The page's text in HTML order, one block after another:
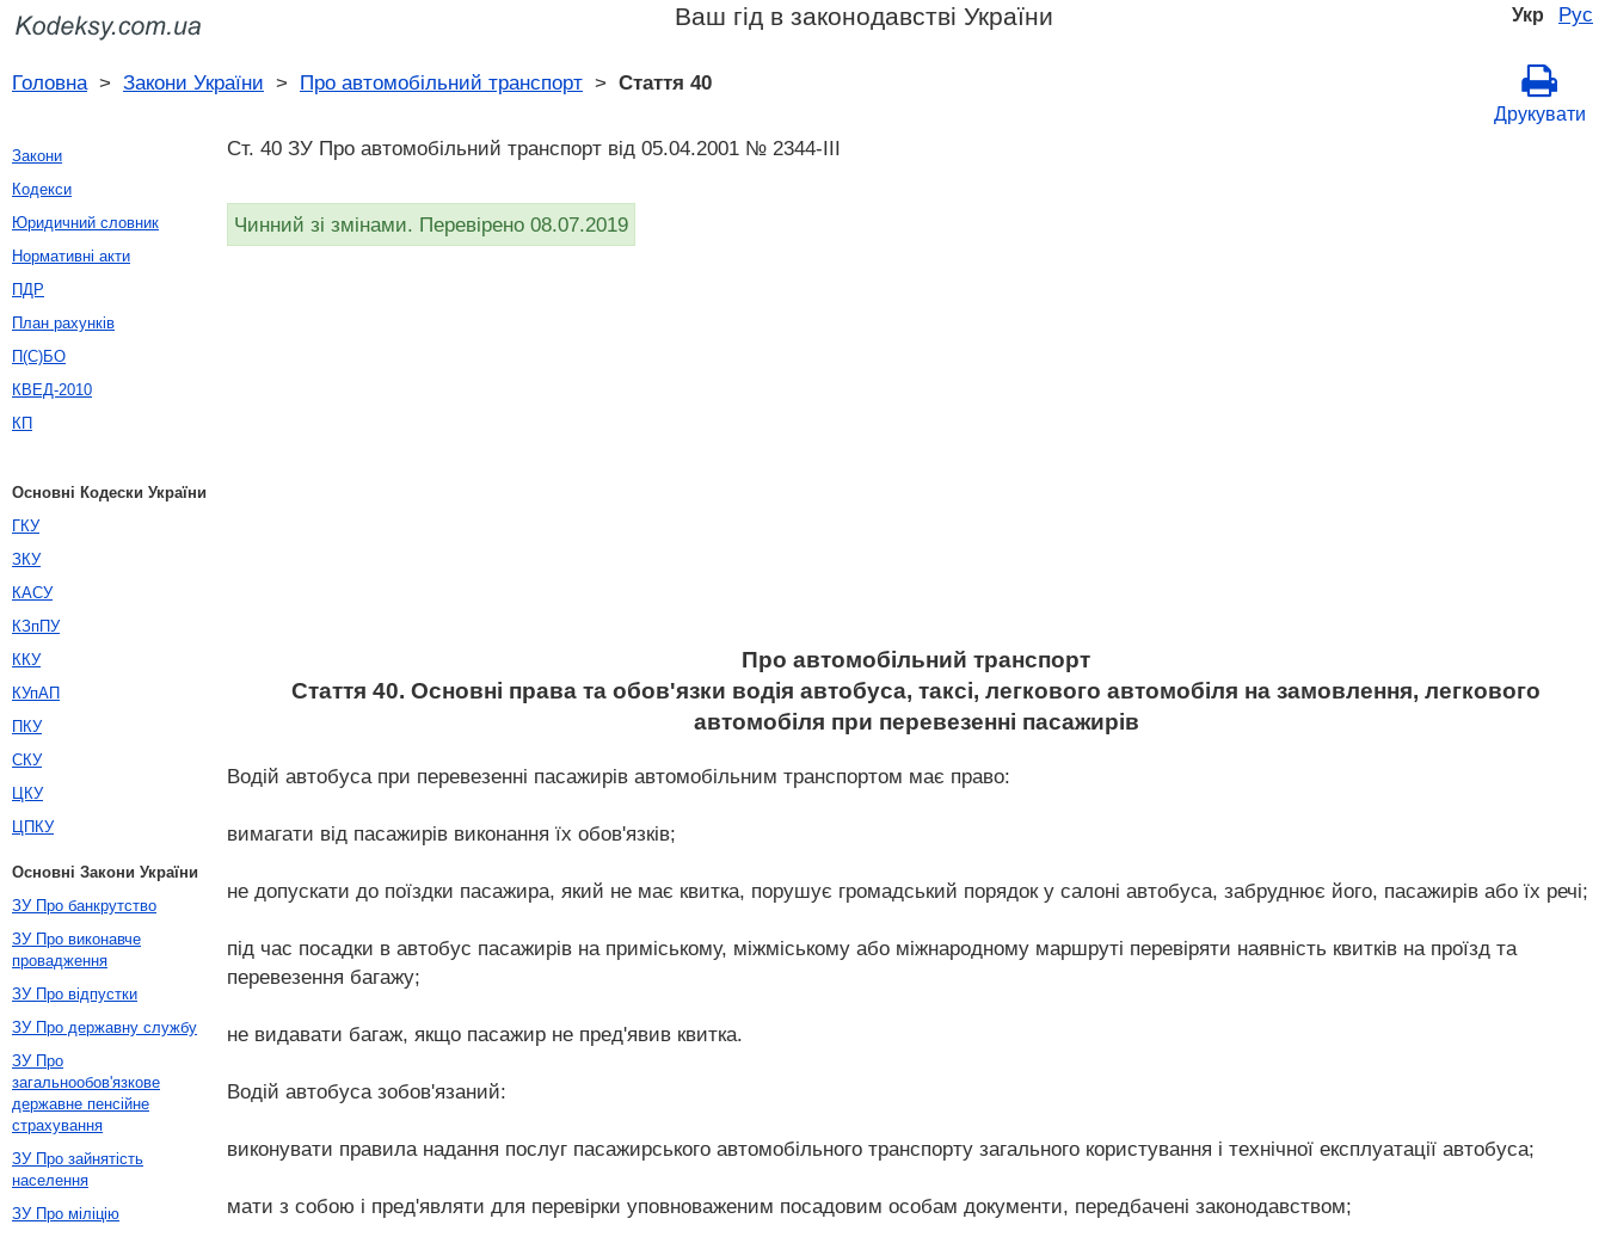
Укр Рус
Ваш гід в законодавстві України
Головна> Закони України > Про автомобільний транспорт > Стаття 40
Друкувати
Ст. 40 ЗУ Про автомобільний транспорт вiд 05.04.2001 № 2344-III
Чинний зі змінами. Перевірено 08.07.2019
Про автомобільний транспорт
Стаття 40. Основні права та обов'язки водія автобуса, таксі, легкового автомобіля на замовлення, легкового
автомобіля при перевезенні пасажирів
Водій автобуса при перевезенні пасажирів автомобільним транспортом має право:
вимагати від пасажирів виконання їх обов'язків;
не допускати до поїздки пасажира, який не має квитка, порушує громадський порядок у салоні автобуса, забруднює його, пасажирів або їх речі;
під час посадки в автобус пасажирів на приміському, міжміському або міжнародному маршруті перевіряти наявність квитків на проїзд та
перевезення багажу;
не видавати багаж, якщо пасажир не пред'явив квитка.
Водій автобуса зобов'язаний:
виконувати правила надання послуг пасажирського автомобільного транспорту загального користування і технічної експлуатації автобуса;
мати з собою і пред'являти для перевірки уповноваженим посадовим особам документи, передбачені законодавством;
Закони
Кодекси
Юридичний словник
Нормативні акти
ПДР
План рахунків
П(С)БО
КВЕД-2010
КП
Основні Кодески України
ГКУ
ЗКУ
КАСУ
КЗпПУ
ККУ
КУпАП
ПКУ
СКУ
ЦКУ
ЦПКУ
Основні Закони України
ЗУ Про банкрутство
ЗУ Про виконавче
провадження
ЗУ Про відпустки
ЗУ Про державну службу
ЗУ Про
загальнообов'язкове
державне пенсійне
страхування
ЗУ Про зайнятість
населення
ЗУ Про міліцію